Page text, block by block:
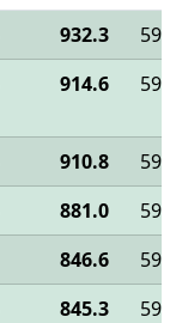
932.3
914.6
910.8
881.0
846.6
845.3